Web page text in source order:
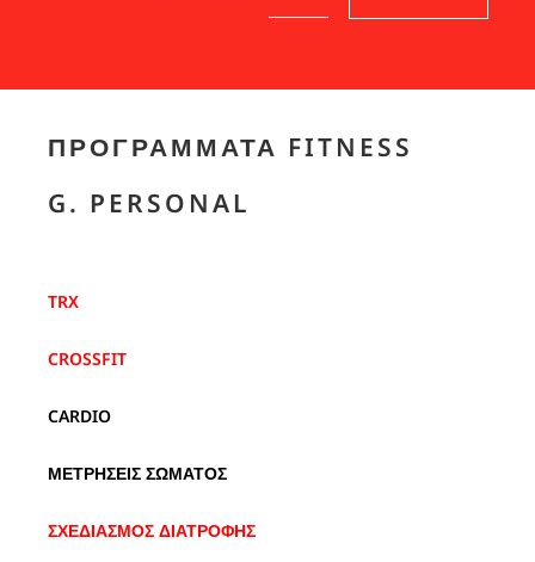
ΠΡΟΓΡΆΜΜΑΤΑ FITNESS
G. PERSONAL
TRX
CROSSFIT
CARDIO
ΜΕΤΡΗΣΕΙΣ ΣΩΜΑΤΟΣ
ΣΧΕΔΙΑΣΜΟΣ ΔΙΑΤΡΟΦΗΣ